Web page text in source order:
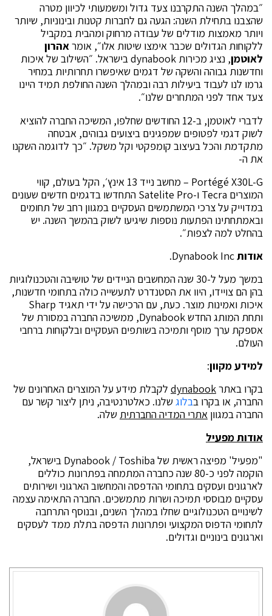
״במהלך השנה התקרבנו צעד גדול ומשמעותי לכיוון מטרה
שהצבנו בתחילת השנה: הגעה גם לחברות קטנות ובינוניות, שיותר
ויותר מאמצות מודלים של עבודה מרחוק ומהבית במקביל
ללקוחות הגדולים שכבר אימצו שיטות אלו״, אומראהרון
לאוטמן
, נציג מכירות dynabook בישראל. ״השילוב של איכות
וחדשנות גבוהה והשקה של דגמים שאיפשרו תחרותיות במחיר
גרמו לנו לעבוד ביעילות רבה ובמהלך השנה החולפת תמיד היינו
צעד אחד לפני המתחרים שלנו״.
לדברי לאוטמן, ב-12 החודשים שחלפו, המשיכה החברה להוציא
לשוק דגמי לפטופים שמפגינים ביצועים גבוהים, אבטחה
מתקדמת והכל בעיצוב קומפקטי וקל משקל. ״כך לדוגמה השקנו
את ה-
Portégé X30L-G – מחשב נייד 13 אינץ׳, הקל בעולם, קווי
המוצרים Tecra ו-Satelite Pro התחדשו בדגמים חדשים שעונים
במדוייק על צרכי המשתמשים העסקיים במגוון רחב של תחומים
ובאמתחתינו הפתעות נוספות שיגיעו לשוק בהמשך השנה. יש
בהחלט למה לצפות״.
אודותDynabook Inc.
במשך מעל ל-30 שנה המחשבים הניידים של טושיבה והטכנולוגיות
בהן הם צויידו, היוו את הסטנדרט לתעשייה כולה בתחומי חדשנות,
איכות ואמינות מוצר. כעת, עם הרכישה על ידי תאגיד Sharp
ותחת המותג החדש Dynabook, ממשיכה החברה במסורת של
אספקת ערך מוסף ותמיכה בשותפים העסקיים ובלקוחות ברחבי
העולם.
למידע מקוון:
בקרו באתרdynabook לקבלת מידע על המוצרים האחרונים של
החברה, או בקרו בבלוגשלנו. כאלטרנטיבה, ניתן ליצור קשר עם
החברה במגוון אתרי המדיה החברתית שלה.
אודות מפעיל
"מפעיל' מפיצה ראשית של Dynabook / Toshiba בישראל,
הוקמה לפני כ-80 שנה כחברה המתמחה בפתרונות כוללים
לארגונים ועסקים בתחומי ההדפסה והמחשוב הארגוני ושירותים
עסקיים מבוססי תמיכה ושרות מתמשכים. החברה התאימה עצמה
לשינויים הטכנולוגיים שחלו במהלך השנים, ובנוסף התרחבה
לתחומי הדפוס המקצועי ופתרונות הדפסה בתלת ממד לעסקים
וארגונים בינוניים וגדולים.